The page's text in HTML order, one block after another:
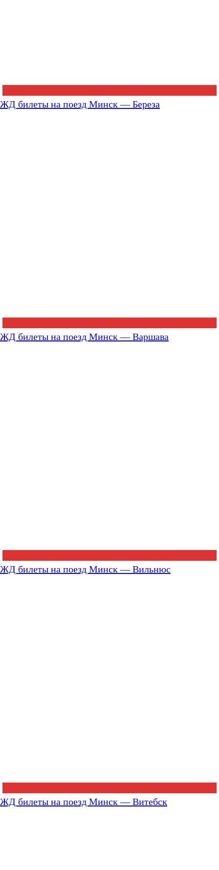
ЖД билеты на поезд Минск — Береза
ЖД билеты на поезд Минск — Варшава
ЖД билеты на поезд Минск — Вильнюс
ЖД билеты на поезд Минск — Витебск